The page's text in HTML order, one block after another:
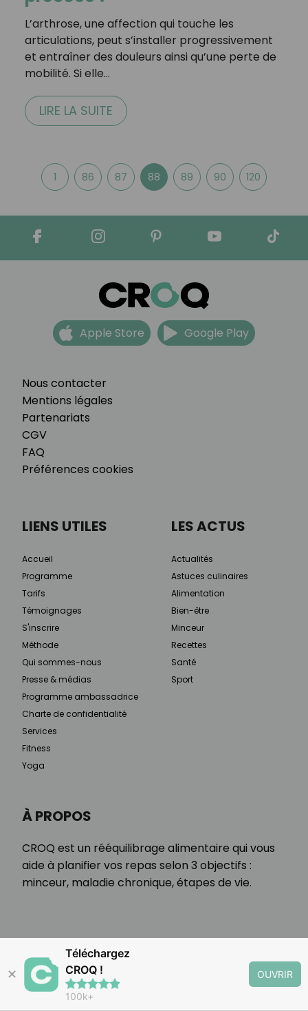
L’arthrose, une affection qui touche les
articulations, peut s’installer progressivement
et entraîner des douleurs ainsi qu’une perte de
mobilité. Si elle…
LIRE LA SUITE
1 86 87 88 89 90 120
Nous contacter
Mentions légales
Partenariats
CGV
FAQ
Préférences cookies
Apple Store Google Play
À PROPOS
CROQ est un rééquilibrage alimentaire qui vous
aide à planifier vos repas selon 3 objectifs :
minceur, maladie chronique, étapes de vie.
LIENS UTILES
Accueil
Programme
Tarifs
Témoignages
S'inscrire
Méthode
Qui sommes-nous
Presse & médias
Programme ambassadrice
Charte de confidentialité
Services
Fitness
Yoga
LES ACTUS
Actualités
Astuces culinaires
Alimentation
Bien-être
Minceur
Recettes
Santé
Sport
✕
Téléchargez
CROQ !
100k+
OUVRIR